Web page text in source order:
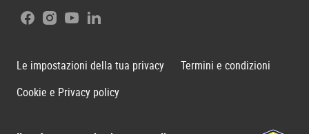
Facebook
Instagram
YoutubeLinkedIn
Le impostazioni della tua privacy
Termini e condizioni
Cookie e Privacy policy